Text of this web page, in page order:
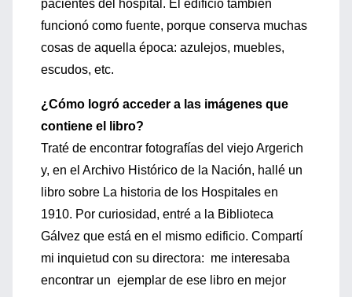
pacientes del hospital. El edificio también
funcionó como fuente, porque conserva muchas
cosas de aquella época: azulejos, muebles,
escudos, etc.
¿Cómo logró acceder a las imágenes que
contiene el libro?
Traté de encontrar fotografías del viejo Argerich
y, en el Archivo Histórico de la Nación, hallé un
libro sobre La historia de los Hospitales en
1910. Por curiosidad, entré a la Biblioteca
Gálvez que está en el mismo edificio. Compartí
mi inquietud con su directora: me interesaba
encontrar un ejemplar de ese libro en mejor